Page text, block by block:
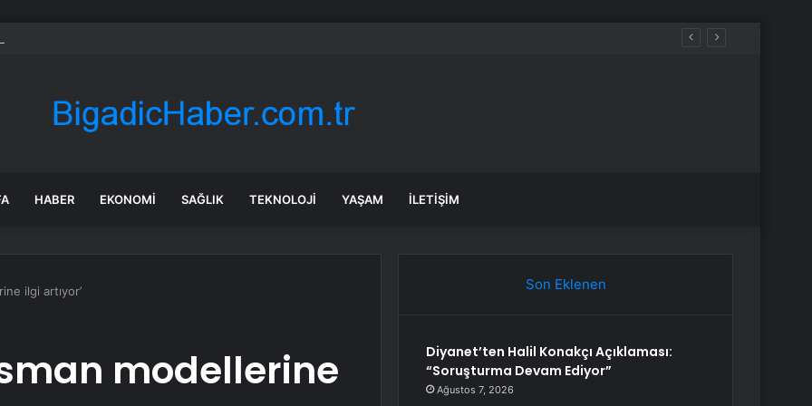
HABER EKONOMI SAĞLIK TEKNOLOJI YAŞAM İLETIŞIM
ilgi artıyor’
modellerine
Son Eklenen
Diyanet’ten Halil Konakçı Açıklaması:
“Soruşturma Devam Ediyor”
Ağustos 7, 2026